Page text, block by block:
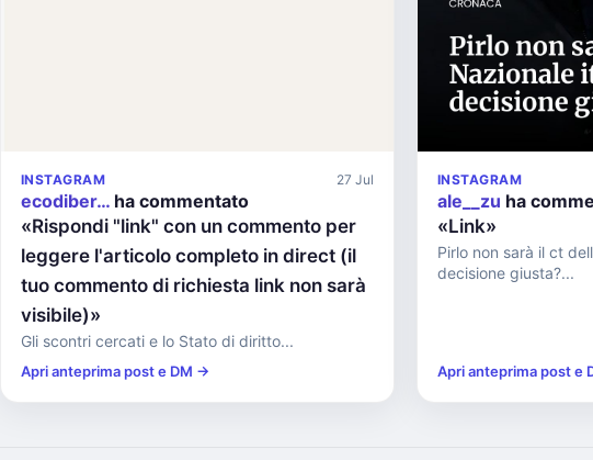
INSTAGRAM 27 Jul
ecodiber… ha commentato
«Rispondi "link" con un commento per
leggere l'articolo completo in direct (il
tuo commento di richiesta link non sarà
visibile)»
Gli scontri cercati e lo Stato di diritto...
Apri anteprima post e DM →
INSTAGRAM
ale__zu ha
«Link»
Pirlo non sarà il ct
decisione giusta?...
Apri anteprima post e